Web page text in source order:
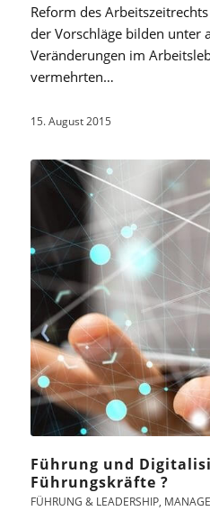
Reform des
der Vorschläge bilden unter
Veränderungen im
vermehrten…
15. August 2015
Führung und
Führungskräfte ?
FÜHRUNG & LEADERSHIP,